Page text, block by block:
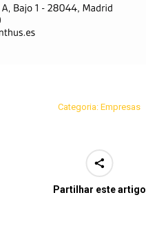
Categoria: Empresas
Partilhar este artigo